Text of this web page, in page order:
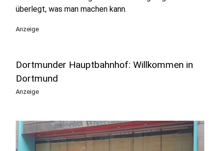
überlegt, was man machen kann.
Anzeige
Dortmunder Hauptbahnhof: Willkommen in
Dortmund
Anzeige